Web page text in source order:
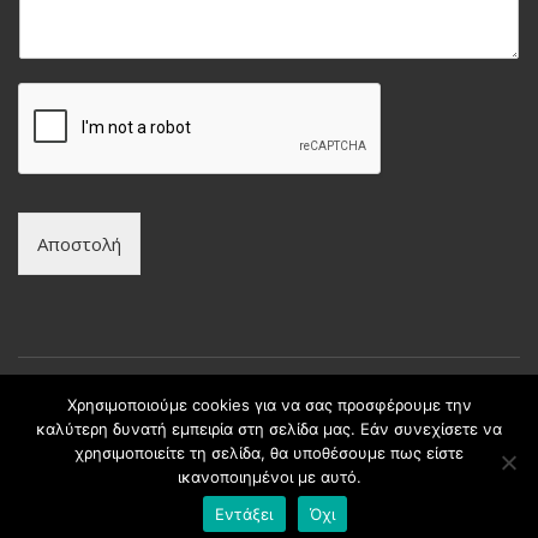
Αποστολή
Copyright © intax.gr All Rights Reserved. | Developed by
Best Cybernetics
Χρησιμοποιούμε cookies για να σας προσφέρουμε την
καλύτερη δυνατή εμπειρία στη σελίδα μας. Εάν συνεχίσετε να
χρησιμοποιείτε τη σελίδα, θα υποθέσουμε πως είστε
ικανοποιημένοι με αυτό.
Εντάξει
Όχι